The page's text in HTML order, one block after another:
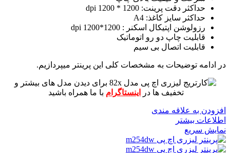
حداکثر دقت پرینت: 1200 * 1200 dpi
حداکثر سایز کاغذ: A4
رزولوشن اپتیکال اسکنر : 1200*1200 dpi
قابلیت چاپ دو رو اتوماتیک
قابلیت اتصال بی سیم
در ادامه توضیحات به مشخصات کلی این پرینتر میپردازیم.
برای دیدن مدل های بیشتر و
تخفیف ها در
اینستاگرام با ما همراه باشید
افزودن به علاقه مندی
اطلاعات بیشتر
نمایش سریع